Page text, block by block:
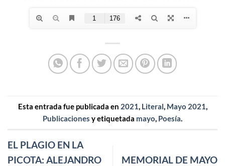
Esta entrada fue publicada en 2021, Literal, Mayo 2021,
Publicaciones y etiquetada mayo, Poesía.
EL PLAGIO EN LA
PICOTA: ALEJANDRO
MEMORIAL DE MAYO